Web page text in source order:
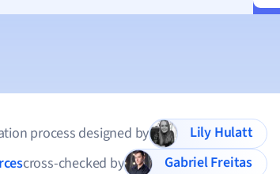
process designed by
Lily Hulatt
cross-checked by
Gabriel Freitas